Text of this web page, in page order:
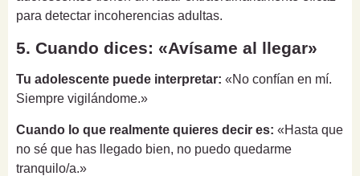
para detectar incoherencias adultas.
5. Cuando dices: «Avísame al llegar»
Tu adolescente puede interpretar: «No confían en mí.
Siempre vigilándome.»
Cuando lo que realmente quieres decir es: «Hasta que
no sé que has llegado bien, no puedo quedarme
tranquilo/a.»